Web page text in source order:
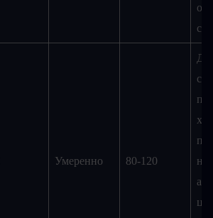
Умеренно 80-120